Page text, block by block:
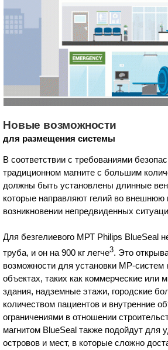
Новые возможности
для размещения системы
В соответствии с требованиями
традиционном магните с большим
должны быть установлены длинные
которые направляют гелий во внешнюю
возникновении непредвиденных
Для безгелиевого МРТ Philips BlueSeal
труба, и он на 900 кг легче3. Это
возможности для установки МР-систем
объектах, таких как коммерческие или
здания, надземные этажи, городские
количеством пациентов и внутренние
ограничениями в отношении
магнитом BlueSeal также подойдут для
островов и мест, в которые сложно